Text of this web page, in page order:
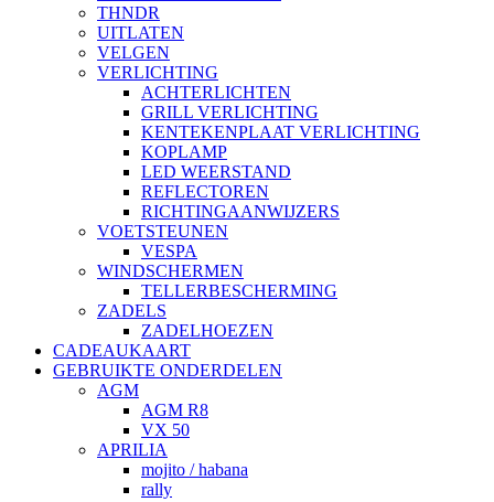
THNDR
UITLATEN
VELGEN
VERLICHTING
ACHTERLICHTEN
GRILL VERLICHTING
KENTEKENPLAAT VERLICHTING
KOPLAMP
LED WEERSTAND
REFLECTOREN
RICHTINGAANWIJZERS
VOETSTEUNEN
VESPA
WINDSCHERMEN
TELLERBESCHERMING
ZADELS
ZADELHOEZEN
CADEAUKAART
GEBRUIKTE ONDERDELEN
AGM
AGM R8
VX 50
APRILIA
mojito / habana
rally